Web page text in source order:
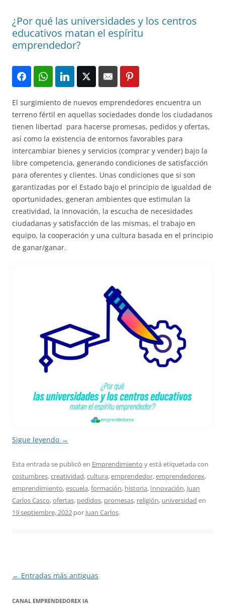
¿Por qué las universidades y los centros
educativos matan el espíritu
emprendedor?
El surgimiento de nuevos emprendedores encuentra un
terreno fértil en aquellas sociedades donde los ciudadanos
tienen libertad para hacerse promesas, pedidos y ofertas,
así como la existencia de entornos favorables para
intercambiar bienes y servicios (comprar y vender) bajo la
libre competencia, generando condiciones de satisfacción
para oferentes y clientes. Unas condiciones que si son
garantizadas por el Estado bajo el principio de igualdad de
oportunidades, generan ambientes que estimulan la
creatividad, la innovación, la escucha de necesidades
ciudadanas y satisfacción de las mismas, el trabajo en
equipo, la cooperación y una cultura basada en el principio
de ganar/ganar.
Sigue leyendo →
Esta entrada se publicó en Emprendimiento y está etiquetada con
costumbres,creatividad,cultura,emprendedor,emprendedorex,
emprendimiento,escuela,formación, historia, Innovación, Juan
Carlos Casco,ofertas, pedidos, promesas, religión, universidad en
19 septiembre, 2022 por Juan Carlos.
Navegación
entradas
← Entradas más antiguas
CANAL EMPRENDEDOREX IA